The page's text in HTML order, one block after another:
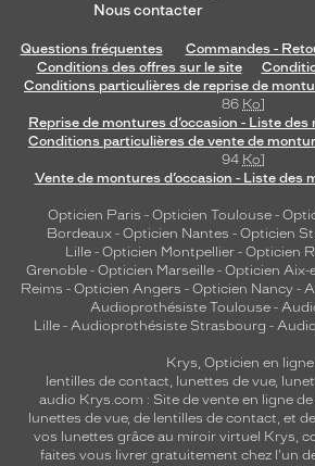
Nous contacter
Questions fréquentes
Commandes -
Conditions des offres sur le site
Conditions particulières de reprise de
86 Ko]
Reprise de montures d’occasion - Liste
Conditions particulières de vente de
94 Ko]
Vente de montures d’occasion - Liste des
Opticien Paris - Opticien Toulouse-
Bordeaux- Opticien Nantes - Opticien
Lille - Opticien Montpellier - Opticien
Grenoble - Opticien Marseille - Opticien Aix-
Reims - Opticien Angers - Opticien Nancy -
Audioprothésiste Toulouse-
Lille- Audioprothésiste Strasbourg -
Krys, Opticien en ligne
lentilles de contact, lunettes de vue,
audio Krys.com : Site de vente en ligne
lunettes de vue, de lentilles de contact, et
vos lunettes grâce au miroir virtuel Krys,
faites vous livrer gratuitement chez l'un